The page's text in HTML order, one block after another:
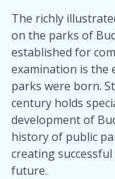
The richly
on the parks of
established for
examination is the
parks were born.
century holds
development of
history of public
creating
future.